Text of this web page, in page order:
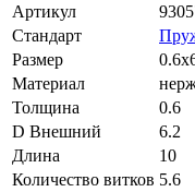
Артикул
Стандарт
Размер
Материал
Толщина
0.6
D Внешний
6.2
Длина
10
Количество витков 5.6